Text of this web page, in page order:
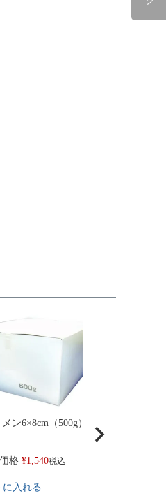
ン6×8cm（500g）
格 ¥1,540税込
に入れる